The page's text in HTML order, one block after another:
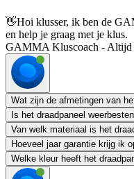
👋Hoi klusser, ik ben de
en help je graag met je klus.
GAMMA Kluscoach - Altijd
Wat zijn de afmetingen van
Is het draadpaneel
Van welk materiaal is het
Hoeveel jaar garantie krijg ik
Welke kleur heeft het